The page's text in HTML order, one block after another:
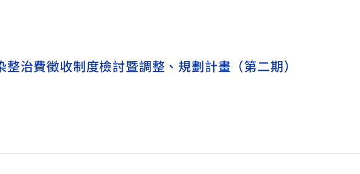
治費徵收制度檢討暨調整、規劃計畫（第二期）